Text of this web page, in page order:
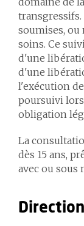
transgressifs.
soumises, ou
soins. Ce
d'une
d'une
l'exécution
poursuivi
obligation
La
dès 15 ans,
avec ou sous
Direction